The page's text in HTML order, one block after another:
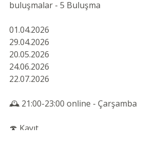
buluşmalar - 5 Buluşma
01.04.2026
29.04.2026
20.05.2026
24.06.2026
22.07.2026
🕰️ 21:00-23:00 online - Çarşamba
🍄 Kayıt